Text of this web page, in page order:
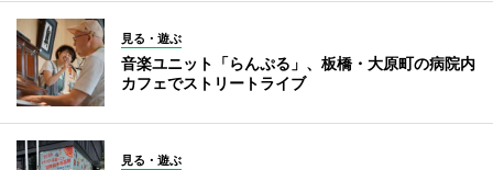
見る・遊ぶ
音楽ユニット「らんぷる」、板橋・大原町の病院内
カフェでストリートライブ
見る・遊ぶ